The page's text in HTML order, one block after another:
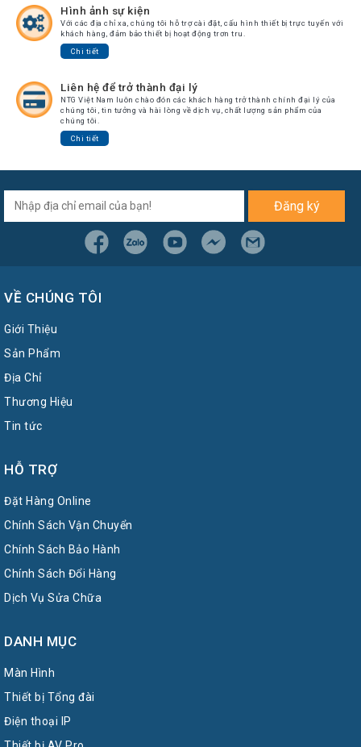
Hình ảnh sự kiện
Với các địa chỉ xa, chúng tôi hỗ trợ cài đặt, cấu hình thiết bị trực tuyến với
khách hàng, đảm bảo thiết bị hoạt động trơn tru.
Chi tiết
Liên hệ để trở thành đại lý
NTG Việt Nam luôn chào đón các khách hàng trở thành chính đại lý của
chúng tôi, tin tưởng và hài lòng về dịch vụ, chất lượng sản phẩm của
chúng tôi.
Chi tiết
Đăng ký
VỀ CHÚNG TÔI
Giới Thiệu
Sản Phẩm
Địa Chỉ
Thương Hiệu
Tin tức
HỖ TRỢ
Đặt Hàng Online
Chính Sách Vận Chuyển
Chính Sách Bảo Hành
Chính Sách Đổi Hàng
Dịch Vụ Sửa Chữa
DANH MỤC
Màn Hình
Thiết bị Tổng đài
Điện thoại IP